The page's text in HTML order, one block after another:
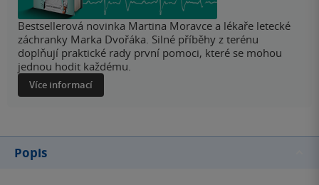
Bestsellerová novinka Martina Moravce a lékaře letecké
záchranky Marka Dvořáka. Silné příběhy z terénu
doplňují praktické rady první pomoci, které se mohou
jednou hodit každému.
Více informací
Popis